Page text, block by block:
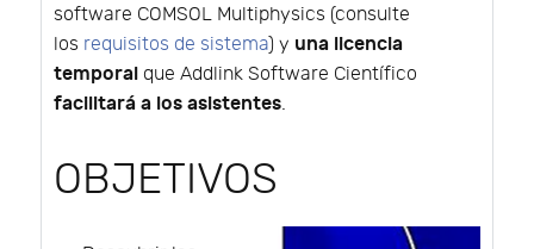
software COMSOL Multiphysics (consulte
los requisitos de sistema) y una licencia
temporal que Addlink Software Científico
facilitará a los asistentes.
OBJETIVOS